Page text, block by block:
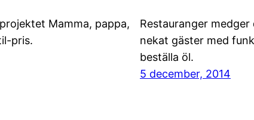
Mamma, pappa,
pris.
Restauranger
nekat gäster med
beställa öl.
5 december, 2014